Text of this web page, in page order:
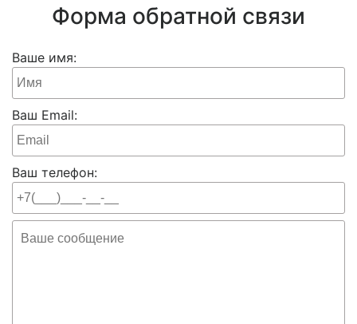
Форма обратной связи
Ваше имя:
Ваш Email:
Ваш телефон: